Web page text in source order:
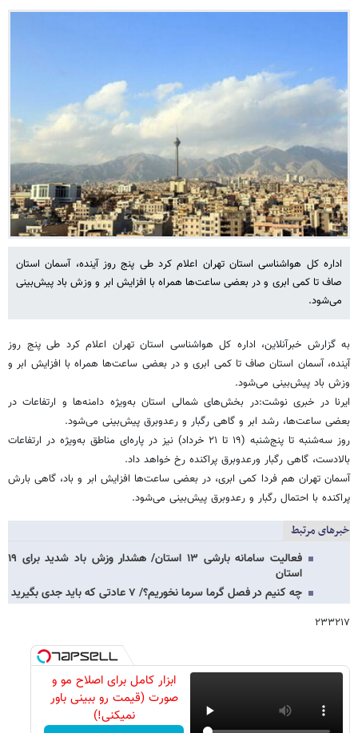
اداره کل هواشناسی استان تهران اعلام کرد طی پنج روز آینده، آسمان استان
صاف تا کمی ابری و در بعضی ساعت‌ها همراه با افزایش ابر و وزش باد پیش‌بینی
می‌شود.
به گزارش خبرآنلاین، اداره کل هواشناسی استان تهران اعلام کرد طی پنج روز
آینده، آسمان استان صاف تا کمی ابری و در بعضی ساعت‌ها همراه با افزایش ابر و
وزش باد پیش‌بینی می‌شود.
ایرنا در خبری نوشت:در بخش‌های شمالی استان به‌ویژه دامنه‌ها و ارتفاعات در
بعضی ساعت‌ها، رشد ابر و گاهی رگبار و رعدوبرق پیش‌بینی می‌شود.
روز سه‌شنبه تا پنج‌شنبه (۱۹ تا ۲۱ خرداد) نیز در پاره‌ای مناطق به‌ویژه در ارتفاعات
بالادست، گاهی رگبار ورعدوبرق پراکنده رخ خواهد داد.
آسمان تهران هم فردا کمی ابری، در بعضی ساعت‌ها افزایش ابر و باد، گاهی بارش
پراکنده با احتمال رگبار و رعدوبرق پیش‌بینی می‌شود.
خبرهای مرتبط
فعالیت سامانه بارشی ۱۳ استان/ هشدار وزش باد شدید برای ۱۹
استان
چه کنیم در فصل گرما سرما نخوریم؟/ ۷ عادتی که باید جدی بگیرید
۲۳۳۲۱۷
ابزار کامل برای اصلاح مو و
صورت (قیمت رو ببینی باور
نمیکنی!)